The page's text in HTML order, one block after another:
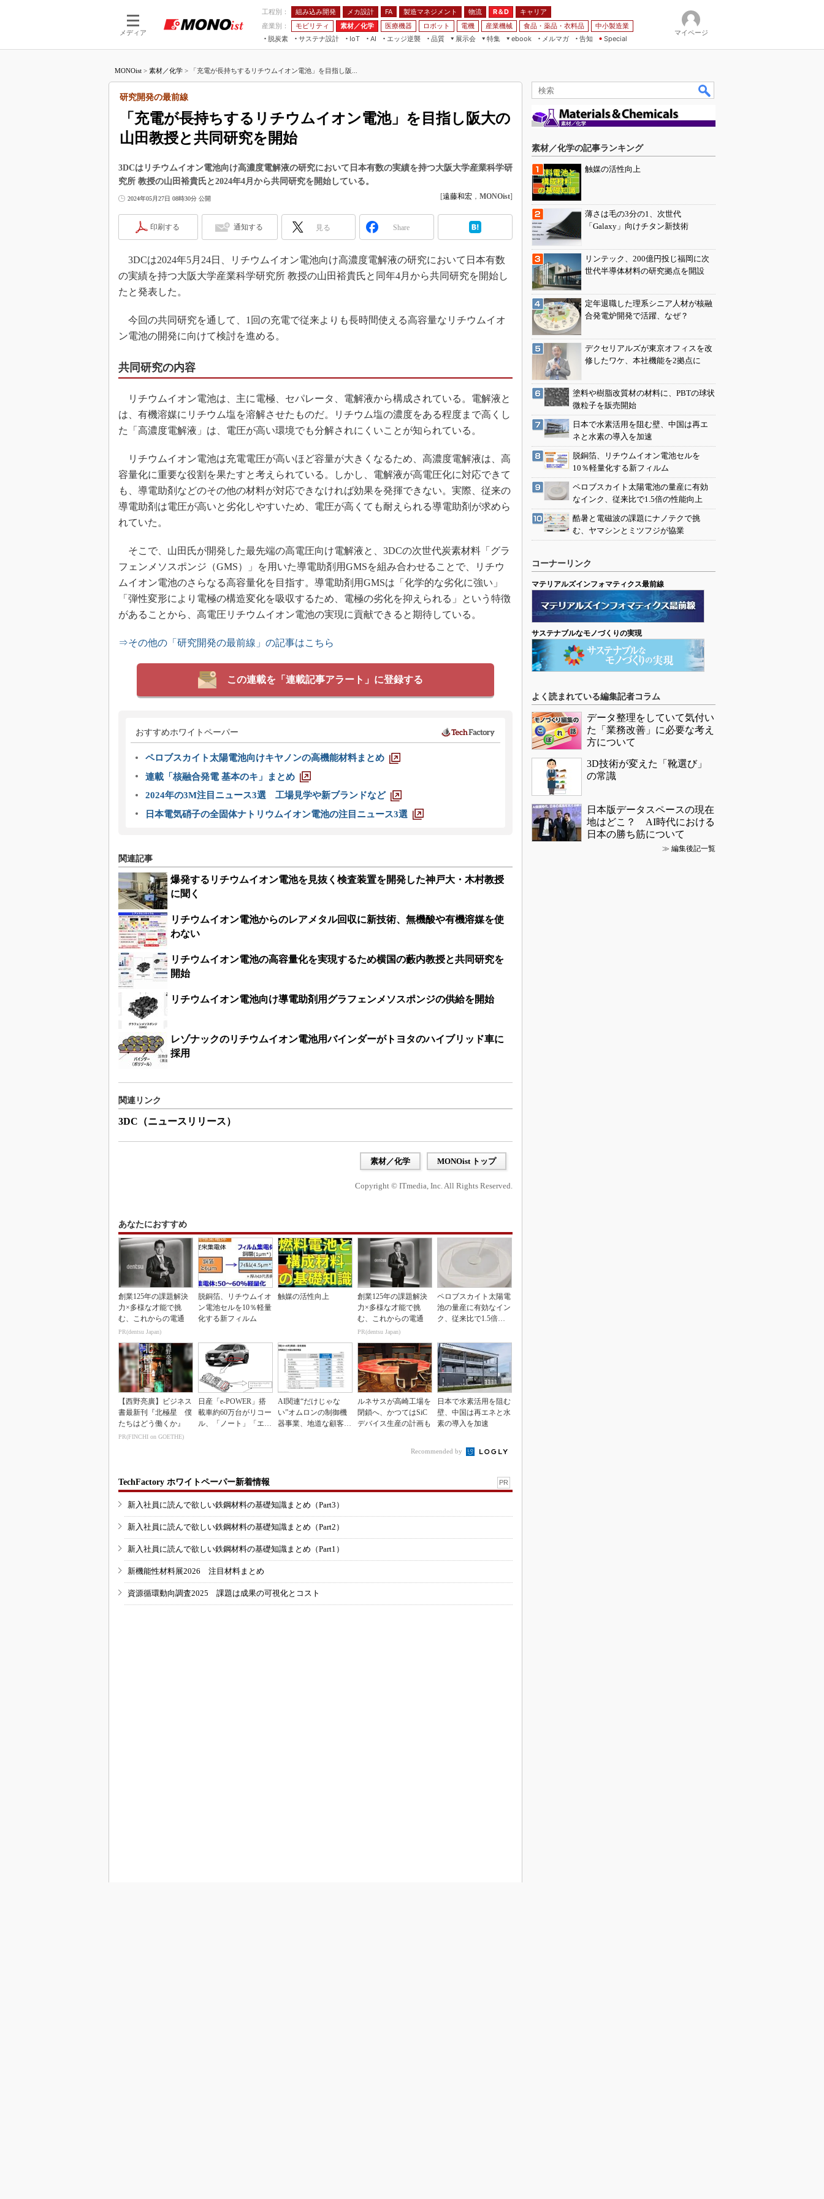
メディア
工程別： 組み込み開発 メカ設計 FA 製造マネジメント 物流 R＆D
キャリア
産業別：
モビリティ 素材／化学 医療機器 ロボット 電機 産業機械 食品・薬品・衣料品
中小製造業
脱炭素
サステナ設計
IoT
つながる工場
AI
AI×設備保全
エッジ逆襲 品質
展示会
JIMTOF
IIFES
TECHNO-FRONTIER
EdgeTech+
特集
VR／AR
フィールドサービス
組み込み画像技術
組み込みモデリング
車載ソフト開発
ISO26262
無償設計ツール
3Dプリンタ
S＆OP
メイドインジャパン
植物工場
知財マネジメント
グローバル設計・開発
制御セキュリティ
新型コロナへの対応
ebook
モビリティ
メルマガ
告知 Special
マイページ
MONOist > 素材／化学 > 「充電が長持ちするリチウムイオン電池」を目指し阪...
「充電が長持ちするリチウムイオン電池」を目指し阪大の
山田教授と共同研究を開始
研究開発の最前線
3DCはリチウムイオン電池向け高濃度電解液の研究において日本有数の実績を持つ大阪大学産業科学研
究所 教授の山田裕貴氏と2024年4月から共同研究を開始している。
2024年05月27日 08時30分 公開 [遠藤和宏 ， MONOist]
印刷する 通知する 見る Share
3DCは2024年5月24日、リチウムイオン電池向け高濃度電解液の研究において日本有数
の実績を持つ大阪大学産業科学研究所 教授の山田裕貴氏と同年4月から共同研究を開始し
たと発表した。
今回の共同研究を通して、1回の充電で従来よりも長時間使える高容量なリチウムイオ
ン電池の開発に向けて検討を進める。
共同研究の内容
リチウムイオン電池は、主に電極、セパレータ、電解液から構成されている。電解液と
は、有機溶媒にリチウム塩を溶解させたものだ。リチウム塩の濃度をある程度まで高くし
た「高濃度電解液」は、電圧が高い環境でも分解されにくいことが知られている。
リチウムイオン電池は充電電圧が高いほど容量が大きくなるため、高濃度電解液は、高
容量化に重要な役割を果たすと考えられている。しかし、電解液が高電圧化に対応できて
も、導電助剤などのその他の材料が対応できなければ効果を発揮できない。実際、従来の
導電助剤は電圧が高いと劣化しやすいため、電圧が高くても耐えられる導電助剤が求めら
れていた。
そこで、山田氏が開発した最先端の高電圧向け電解液と、3DCの次世代炭素材料「グラ
フェンメソスポンジ（GMS）」を用いた導電助剤用GMSを組み合わせることで、リチウ
ムイオン電池のさらなる高容量化を目指す。導電助剤用GMSは「化学的な劣化に強い」
「弾性変形により電極の構造変化を吸収するため、電極の劣化を抑えられる」という特徴
があることから、高電圧リチウムイオン電池の実現に貢献できると期待している。
⇒その他の「研究開発の最前線」の記事はこちら
この連載を「連載記事アラート」に登録する
おすすめホワイトペーパー
ペロブスカイト太陽電池向けキヤノンの高機能材料まとめ
連載「核融合発電 基本のキ」まとめ
2024年の3M注目ニュース3選 工場見学や新ブランドなど
日本電気硝子の全固体ナトリウムイオン電池の注目ニュース3選
関連記事
爆発するリチウムイオン電池を見抜く検査装置を開発した神戸大・木村教授
に聞く
リチウムイオン電池からのレアメタル回収に新技術、無機酸や有機溶媒を使
わない
リチウムイオン電池の高容量化を実現するため横国の藪内教授と共同研究を
開始
リチウムイオン電池向け導電助剤用グラフェンメソスポンジの供給を開始
レゾナックのリチウムイオン電池用バインダーがトヨタのハイブリッド車に
採用
関連リンク
3DC（ニュースリリース）
素材／化学 MONOist トップ
Copyright © ITmedia, Inc. All Rights Reserved.
あなたにおすすめ
創業125年の課題解決
力×多様な才能で挑
む、これからの電通
PR(dentsu Japan)
脱銅箔、リチウムイオ
ン電池セルを10％軽量
化する新フィルム
触媒の活性向上
創業125年の課題解決
力×多様な才能で挑
む、これからの電通
PR(dentsu Japan)
ペロブスカイト太陽電
池の量産に有効なイン
ク、従来比で1.5倍の
【西野亮廣】ビジネス
書最新刊『北極星 僕
たちはどう働くか』
PR(FINCHI on GOETHE)
日産「e-POWER」搭
載車約60万台がリコー
ル、「ノート」「エク
AI関連“だけじゃな
い”オムロンの制御機
器事業、地道な顧客基
ルネサスが高崎工場を
閉鎖へ、かつてはSiC
デバイス生産の計画も
日本で水素活用を阻む
壁、中国は再エネと水
素の導入を加速
Recommended by
TechFactory ホワイトペーパー新着情報 PR
新入社員に読んで欲しい鉄鋼材料の基礎知識まとめ（Part3）
新入社員に読んで欲しい鉄鋼材料の基礎知識まとめ（Part2）
新入社員に読んで欲しい鉄鋼材料の基礎知識まとめ（Part1）
新機能性材料展2026 注目材料まとめ
資源循環動向調査2025 課題は成果の可視化とコスト
素材／化学の記事ランキング
触媒の活性向上
薄さは毛の3分の1、次世代
「Galaxy」向けチタン新技術
リンテック、200億円投じ福岡に次
世代半導体材料の研究拠点を開設
定年退職した理系シニア人材が核融
合発電炉開発で活躍、なぜ？
デクセリアルズが東京オフィスを改
修したワケ、本社機能を2拠点に
塗料や樹脂改質材の材料に、PBTの球状
微粒子を販売開始
日本で水素活用を阻む壁、中国は再エ
ネと水素の導入を加速
脱銅箔、リチウムイオン電池セルを
10％軽量化する新フィルム
ペロブスカイト太陽電池の量産に有効
なインク、従来比で1.5倍の性能向上
酷暑と電磁波の課題にナノテクで挑
む、ヤマシンとミツフジが協業
コーナーリンク
マテリアルズインフォマティクス最前線
サステナブルなモノづくりの実現
よく読まれている編集記者コラム
データ整理をしていて気付い
た「業務改善」に必要な考え
方について
3D技術が変えた「靴選び」
の常識
日本版データスペースの現在
地はどこ？ AI時代における
日本の勝ち筋について
≫ 編集後記一覧